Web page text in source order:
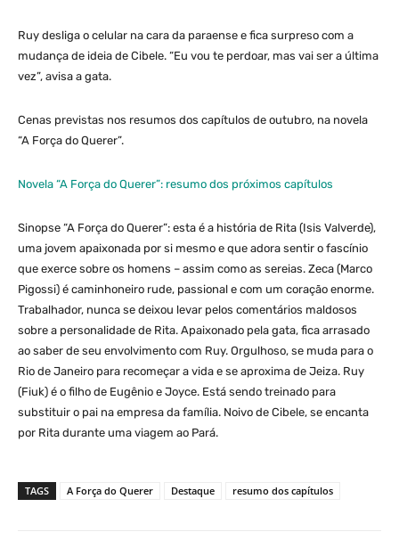
Ruy desliga o celular na cara da paraense e fica surpreso com a
mudança de ideia de Cibele. “Eu vou te perdoar, mas vai ser a última
vez”, avisa a gata.
Cenas previstas nos resumos dos capítulos de outubro, na novela
“A Força do Querer”.
Novela “A Força do Querer”: resumo dos próximos capítulos
Sinopse “A Força do Querer”: esta é a história de Rita (Isis Valverde),
uma jovem apaixonada por si mesmo e que adora sentir o fascínio
que exerce sobre os homens – assim como as sereias. Zeca (Marco
Pigossi) é caminhoneiro rude, passional e com um coração enorme.
Trabalhador, nunca se deixou levar pelos comentários maldosos
sobre a personalidade de Rita. Apaixonado pela gata, fica arrasado
ao saber de seu envolvimento com Ruy. Orgulhoso, se muda para o
Rio de Janeiro para recomeçar a vida e se aproxima de Jeiza. Ruy
(Fiuk) é o filho de Eugênio e Joyce. Está sendo treinado para
substituir o pai na empresa da família. Noivo de Cibele, se encanta
por Rita durante uma viagem ao Pará.
TAGS A Força do Querer Destaque resumo dos capítulos